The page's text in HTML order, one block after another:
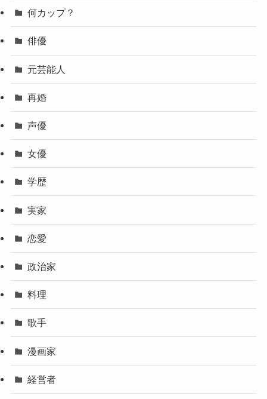
何カップ？
俳優
元芸能人
再婚
声優
女優
学歴
実家
恋愛
政治家
料理
歌手
漫画家
経営者